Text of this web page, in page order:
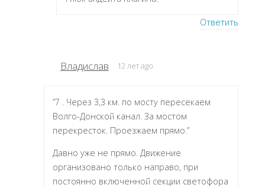
Ответить
Владислав 12 лет ago
“7 . Через 3,3 км. по мосту пересекаем
Волго-Донской канал. За мостом
перекресток. Проезжаем прямо.”
Давно уже не прямо. Движение
организовано только направо, при
постоянно включенной секции светофора